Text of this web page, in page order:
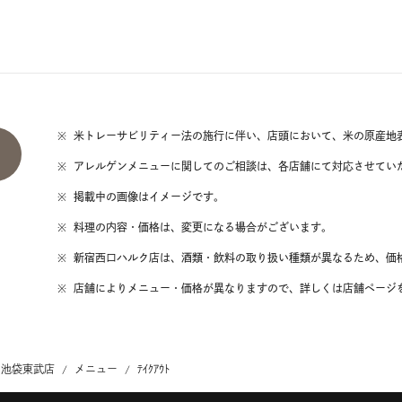
※ 米トレーサビリティー法の施行に伴い、店頭において、米の原産地
※ アレルゲンメニューに関してのご相談は、各店舗にて対応させてい
※ 掲載中の画像はイメージです。
※ 料理の内容・価格は、変更になる場合がございます。
※ 新宿西口ハルク店は、酒類・飲料の取り扱い種類が異なるため、価
※ 店舗によりメニュー・価格が異なりますので、詳しくは店舗ページ
袋東武店 メニュー ﾃｲｸｱｳﾄ